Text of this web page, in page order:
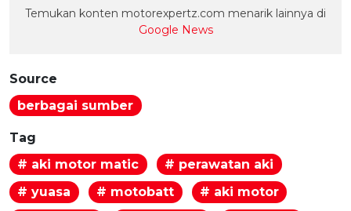
Temukan konten motorexpertz.com menarik lainnya di
Google News
Source
berbagai sumber
Tag
# aki motor matic
# perawatan aki
# yuasa
# motobatt
# aki motor